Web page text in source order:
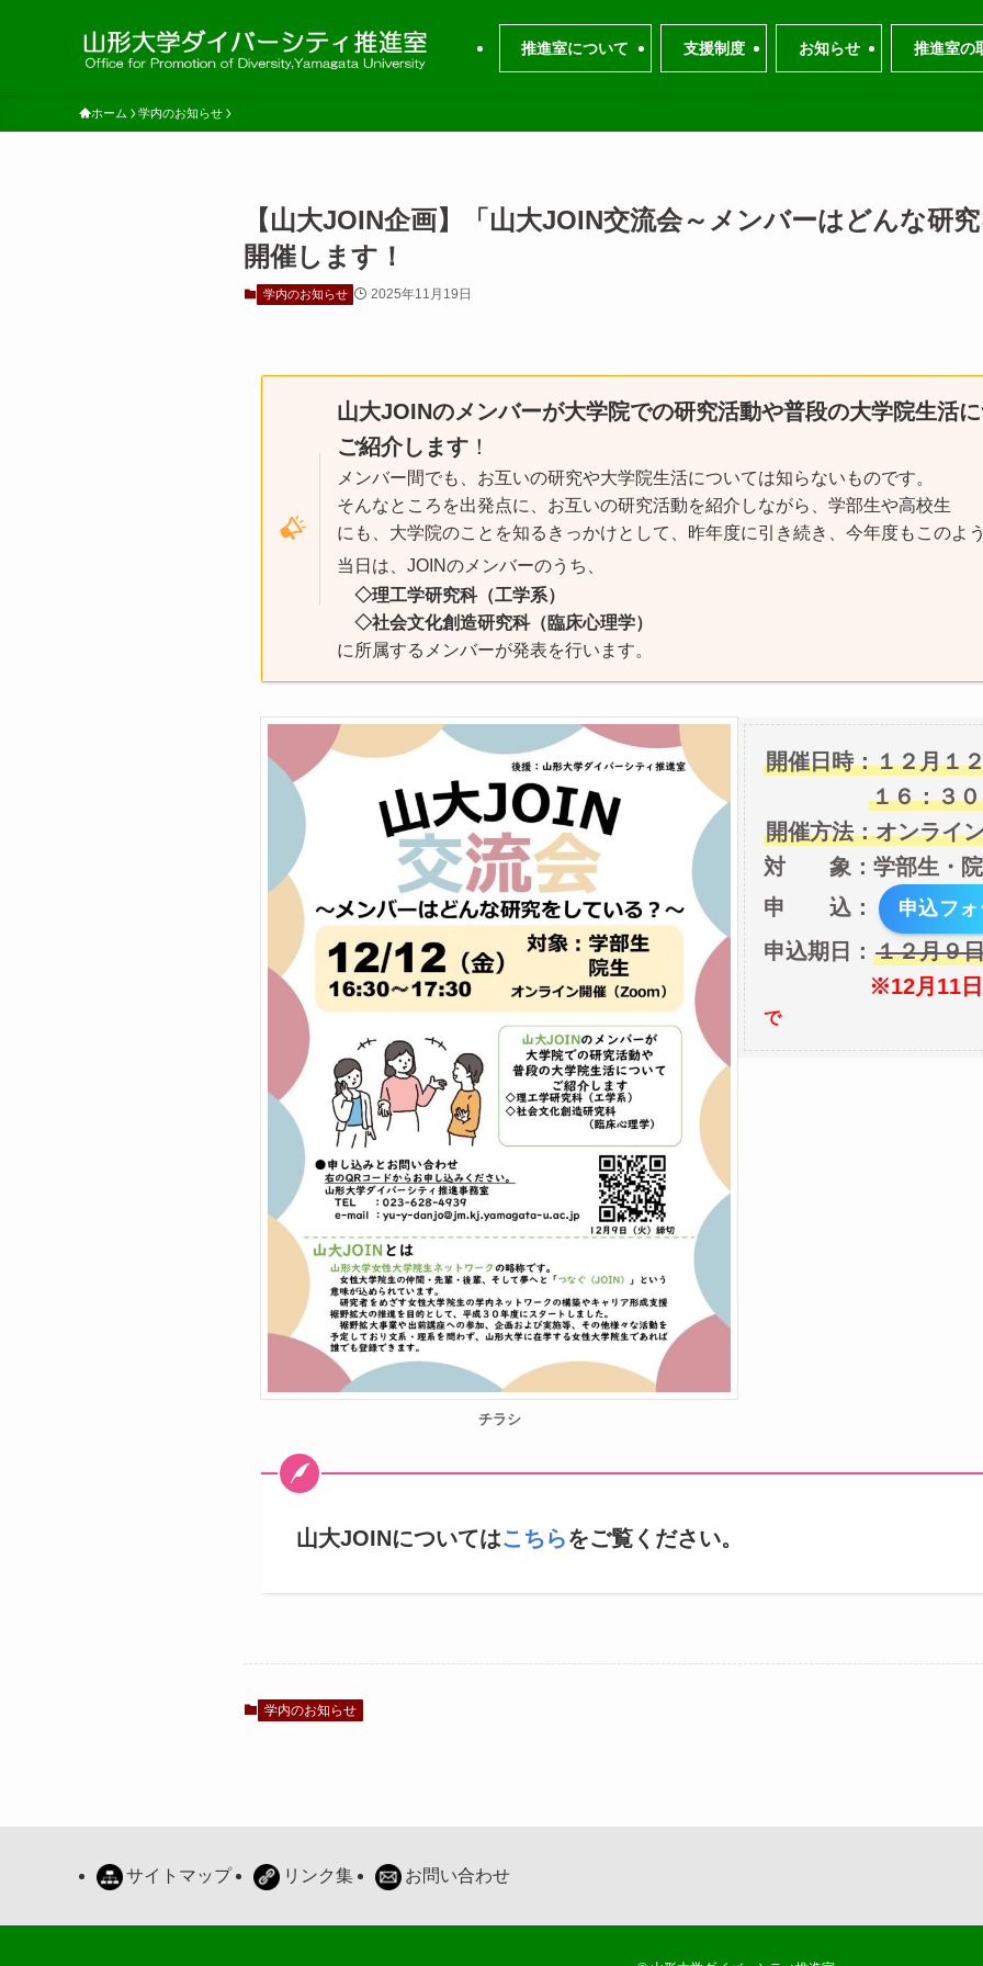
推進室について 支援制度 お知らせ 推進室の
ホーム 学内のお知らせ
【山大JOIN企画】「山大JOIN交流会～メンバーはどんな研
開催します！
学内のお知らせ 2025年11月19日
山大JOINのメンバーが大学院での研究活動や普段の大学院生活
ご紹介します ！
メンバー間でも、お互いの研究や大学院生活については知らないものです。
そんなところを出発点に、お互いの研究活動を紹介しながら、学部生や高校生
にも、大学院のことを知るきっかけとして、昨年度に引き続き、今年度もこのよ
当日は、JOINのメンバーのうち、
◇理工学研究科（工学系）
◇社会文化創造研究科（臨床心理学）
に所属するメンバーが発表を行います。
チラシ
開催日時：１２月
１６：３
開催方法：オンライ
対 象：学部生・院
申 込：
申込フ
申込期日： １２月９
※12月11日
で
山大JOINについてはこちらをご覧ください。
学内のお知らせ
サイトマップ リンク集 お問い合わせ